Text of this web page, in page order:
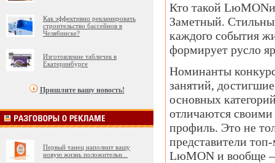
Как эффективно рекламировать
строительство бассейнов в
Челябинске?
Изготовление табличек в
Екатеринбурге
Пришлите вашу новость!
Первый танец наполнит вашу
новую жизнь положительн
Кто такой
Заметный.
каждого события
формирует русло
Номинанты
занятий,
основных
отличаются
профиль. Это не
представители
LюMON и вообще